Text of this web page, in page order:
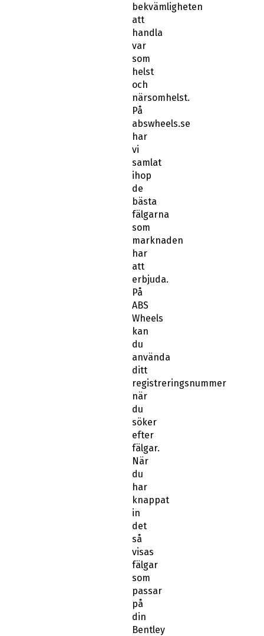
bekvämligheten
att
handla
var
som
helst
och
närsomhelst.
På
abswheels.se
har
vi
samlat
ihop
de
bästa
fälgarna
som
marknaden
har
att
erbjuda.
På
ABS
Wheels
kan
du
använda
ditt
registreringsnummer
när
du
söker
efter
fälgar.
När
du
har
knappat
in
det
så
visas
fälgar
som
passar
på
din
Bentley